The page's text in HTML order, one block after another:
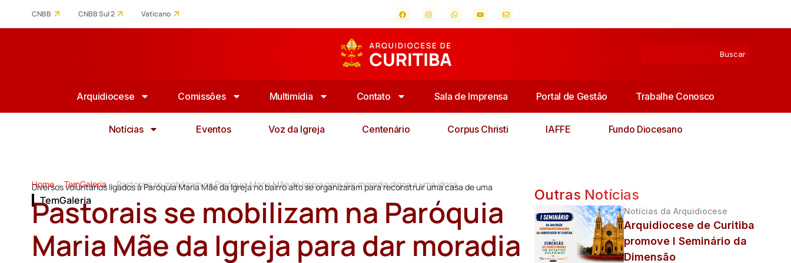
CNBB CNBB Sul 2 Vaticano
Arquidiocese Comissões Multimídia Contato Sala de Imprensa Portal de Gestão Trabalhe Conosco
Notícias Eventos Voz da Igreja Centenário Corpus Christi IAFFE Fundo Diocesano
Home > TemGaleria > Pastorais se mobilizam na Paróquia Maria Mãe da Igreja para dar moradia digna a uma idosa
Diversos voluntários ligados à Paróquia Maria Mãe da Igreja no bairro alto se organizaram para reconstruir uma casa de uma
TemGaleria
Pastorais se mobilizam na Paróquia
Maria Mãe da Igreja para dar moradia
Outras Notícias
Notícias da Arquidiocese
Arquidiocese de Curitiba
promove I Seminário da
Dimensão